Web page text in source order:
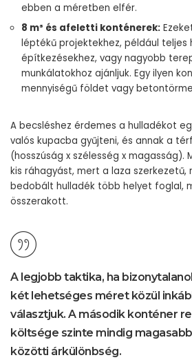
ebben a méretben elfér.
8 m³ és afeletti konténerek:
léptékű projektekhez, például teljes
építkezésekhez, vagy nagyobb
munkálatokhoz ajánljuk. Egy ilyen
mennyiségű földet vagy
A becsléshez érdemes a hulladékot
valós kupacba gyűjteni, és annak a
(hosszúság x szélesség x magasság).
kis ráhagyást, mert a laza szerkezetű,
bedobált hulladék több helyet foglal,
összerakott.
A legjobb taktika, ha
két lehetséges méret közül
választjuk. A második konténer
költsége szinte mindig
közötti árkülönbség.